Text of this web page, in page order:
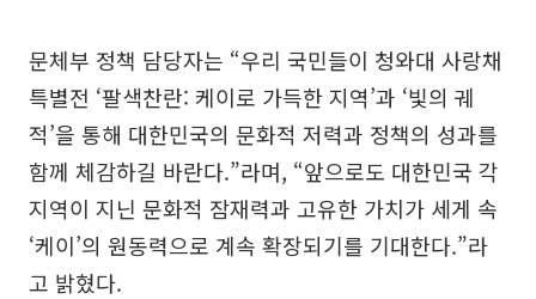
문체부 정책 담당자는 “우리 국민들이 청와대 사랑채
특별전 ‘팔색찬란: 케이로 가득한 지역’과 ‘빛의 궤
적’을 통해 대한민국의 문화적 저력과 정책의 성과를
함께 체감하길 바란다.”라며, “앞으로도 대한민국 각
지역이 지닌 문화적 잠재력과 고유한 가치가 세게 속
‘케이’의 원동력으로 계속 확장되기를 기대한다.”라
고 밝혔다.